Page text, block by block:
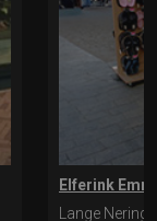
Elferink
Lange Nering